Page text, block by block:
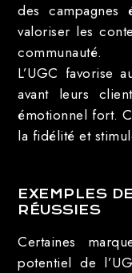
des campagnes
valoriser les
communauté.
L’UGC favorise
avant leurs
émotionnel fort.
la fidélité et
EXEMPLES
RÉUSSIES
Certaines
potentiel de